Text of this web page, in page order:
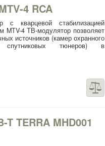
4 RCA
с кварцевой стабилизацией
MTV-4 ТВ-модулятор позволяет
источников (камер охранного
спутниковых тюнеров) в
TERRA MHD001